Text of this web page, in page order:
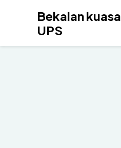
kandungan
Bekalan kuasa
UPS